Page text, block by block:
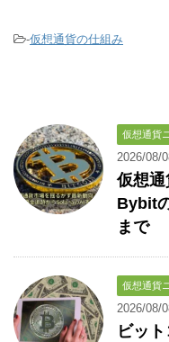
-仮想通貨の仕組み
仮想通貨
2026/08/
仮想通
Bybit
まで
仮想通貨
2026/08/
ビッ